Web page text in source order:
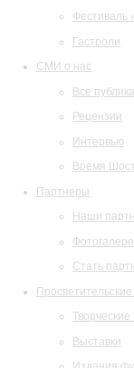
Фестиваль
Гастроли
СМИ о нас
Все
Рецензии
Интервью
Время
Партнеры
Наши
Стать
Творческие
Выставки